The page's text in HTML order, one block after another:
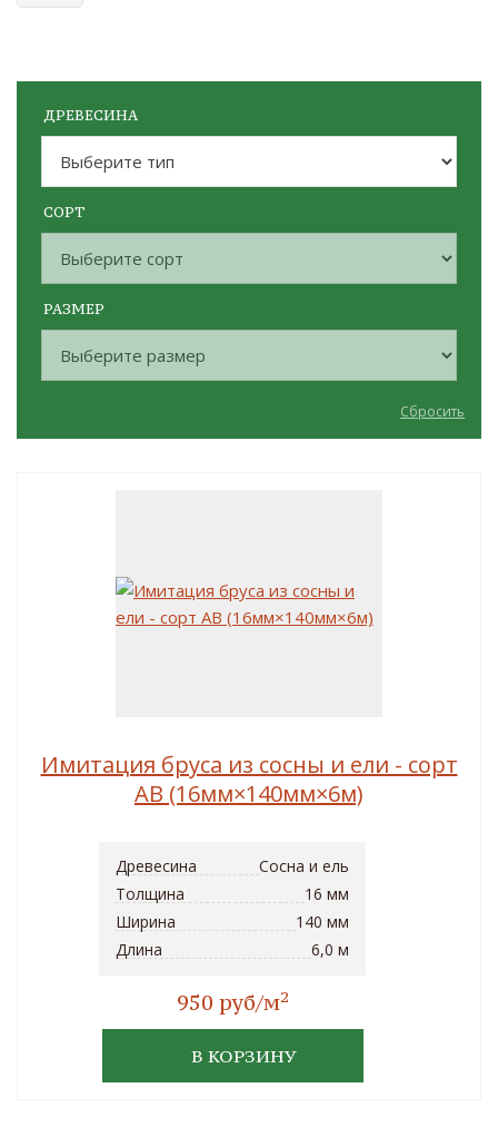
ДРЕВЕСИНА
СОРТ
РАЗМЕР
Сбросить
Имитация бруса из сосны и ели - сорт
AB (16мм×140мм×6м)
Древесина
Сосна и ель
Толщина
16 мм
Ширина
140 мм
Длина
6,0 м
950 руб/м2
В КОРЗИНУ